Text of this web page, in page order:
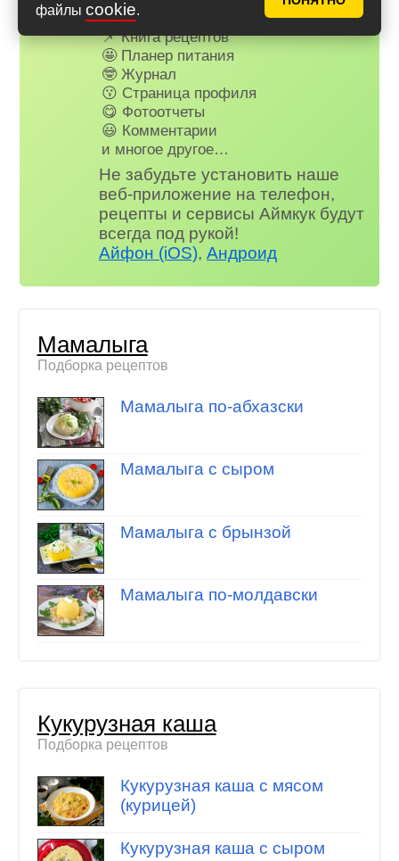
файлы cookie.
✅ Почти нет рекламы
📌 Книга рецептов
🤩 Планер питания
🤓 Журнал
😗 Страница профиля
😋 Фотоотчеты
😃 Комментарии
и многое другое…
Не забудьте установить наше
веб-приложение на телефон,
рецепты и сервисы Аймкук будут
всегда под рукой!
Айфон (iOS),Андроид
Мамалыга
Подборка рецептов
Мамалыга по-абхазски
Мамалыга с сыром
Мамалыга с брынзой
Мамалыга по-молдавски
Кукурузная каша
Подборка рецептов
Кукурузная каша с мясом
(курицей)
Кукурузная каша с сыром